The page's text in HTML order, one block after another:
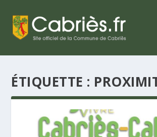
ÉTIQUETTE :